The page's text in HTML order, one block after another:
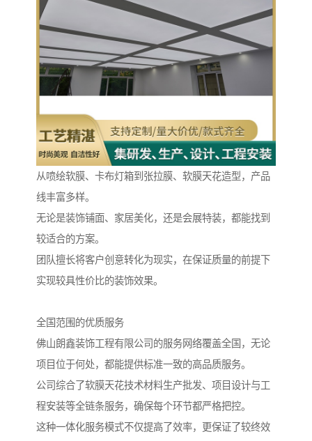
从喷绘软膜、卡布灯箱到张拉膜、软膜天花造型，产品
线丰富多样。
无论是装饰铺面、家居美化，还是会展特装，都能找到
较适合的方案。
团队擅长将客户创意转化为现实，在保证质量的前提下
实现较具性价比的装饰效果。
全国范围的优质服务
佛山朗鑫装饰工程有限公司的服务网络覆盖全国，无论
项目位于何处，都能提供标准一致的高品质服务。
公司综合了软膜天花技术材料生产批发、项目设计与工
程安装等全链条服务，确保每个环节都严格把控。
这种一体化服务模式不仅提高了效率，更保证了较终效